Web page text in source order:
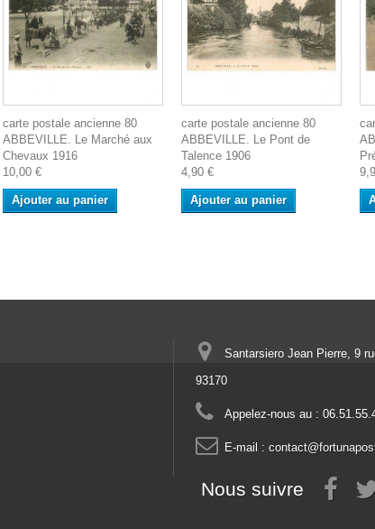
carte postale ancienne 80
ABBEVILLE. Le Marché aux
Chevaux 1916
10,00 €
Ajouter au panier
carte postale ancienne 80
ABBEVILLE. Le Pont de
Talence 1906
4,90 €
Ajouter au panier
Santarsiero Jean Pierre, 9
93170
Appelez-nous au :
E-mail :
Nous suivre